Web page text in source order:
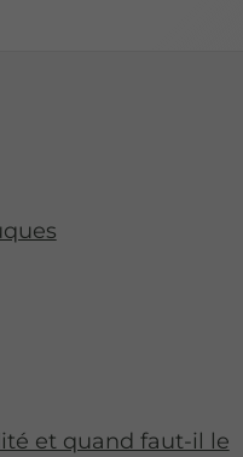
et quand faut-il le